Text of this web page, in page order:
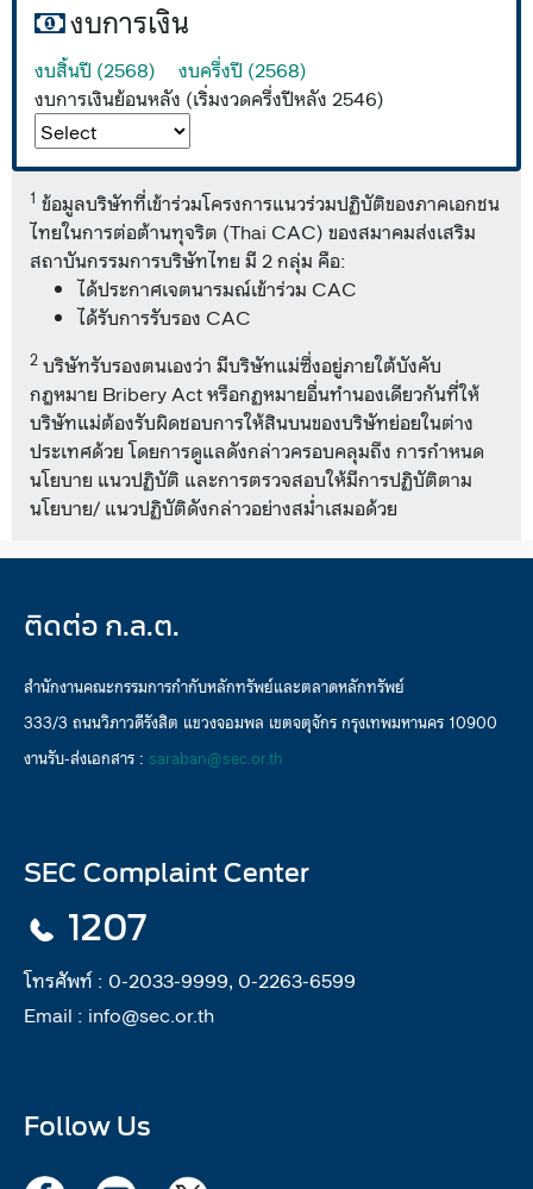
งบการเงิน
งบสิ้นปี (2568)
งบครึ่งปี (2568)
งบการเงินย้อนหลัง (เริ่มงวดครึ่งปีหลัง 2546)
1 ข้อมูลบริษัทที่เข้าร่วมโครงการแนวร่วมปฏิบัติของภาคเอกชน
ไทยในการต่อต้านทุจริต (Thai CAC) ของสมาคมส่งเสริม
สถาบันกรรมการบริษัทไทย มี 2 กลุ่ม คือ:
ได้ประกาศเจตนารมณ์เข้าร่วม CAC
ได้รับการรับรอง CAC
2 บริษัทรับรองตนเองว่า มีบริษัทแม่ซึ่งอยู่ภายใต้บังคับ
กฎหมาย Bribery Act หรือกฏหมายอื่นทำนองเดียวกันที่ให้
บริษัทแม่ต้องรับผิดชอบการให้สินบนของบริษัทย่อยในต่าง
ประเทศด้วย โดยการดูแลดังกล่าวครอบคลุมถึง การกำหนด
นโยบาย แนวปฏิบัติ และการตรวจสอบให้มีการปฏิบัติตาม
นโยบาย/ แนวปฏิบัติดังกล่าวอย่างสม่ำเสมอด้วย
ติดต่อ ก.ล.ต.
สำนักงานคณะกรรมการกำกับหลักทรัพย์และตลาดหลักทรัพย์
333/3 ถนนวิภาวดีรังสิต แขวงจอมพล เขตจตุจักร กรุงเทพมหานคร 10900
งานรับ-ส่งเอกสาร : saraban@sec.or.th
SEC Complaint Center
1207
โทรศัพท์ : 0-2033-9999, 0-2263-6599
Email : info@sec.or.th
Follow Us